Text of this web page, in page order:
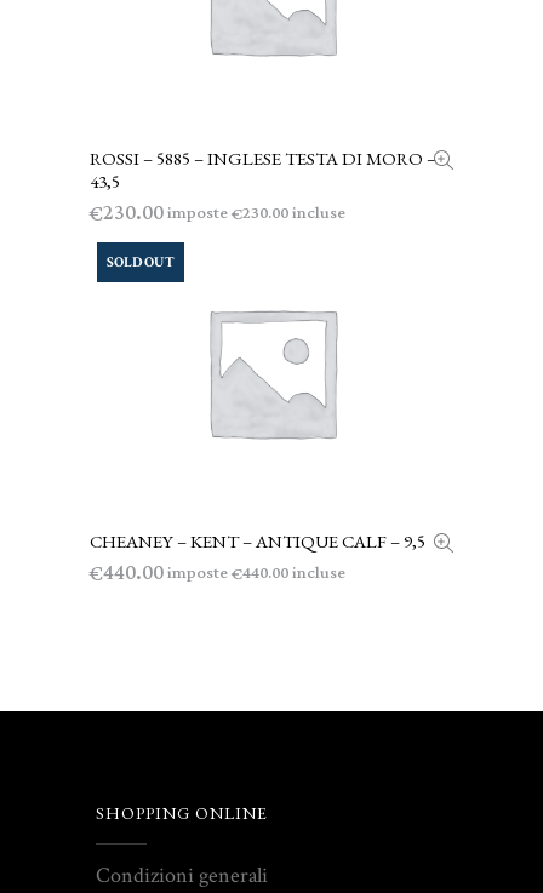
LEGGI TUTTO
ROSSI – 5885 – INGLESE TESTA DI MORO –
43,5
€230.00imposte€230.00incluse
SOLD OUT
LEGGI TUTTO
CHEANEY – KENT – ANTIQUE CALF – 9,5
€440.00imposte€440.00incluse
SHOPPING ONLINE
Condizioni generali